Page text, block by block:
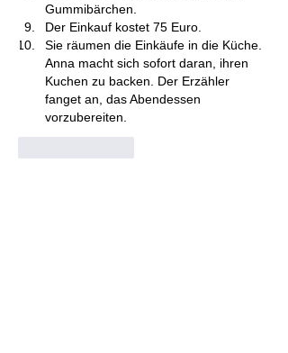
Gummibärchen.
Der Einkauf kostet 75 Euro.
Sie räumen die Einkäufe in die Küche.
Anna macht sich sofort daran, ihren
Kuchen zu backen. Der Erzähler
fanget an, das Abendessen
vorzubereiten.